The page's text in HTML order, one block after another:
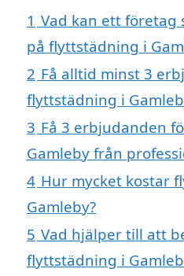
1 Vad kan ett företag
på flyttstädning i
2 Få alltid minst 3
flyttstädning i
3 Få 3 erbjudanden
Gamleby från
4 Hur mycket kostar
Gamleby?
5 Vad hjälper till att
flyttstädning i